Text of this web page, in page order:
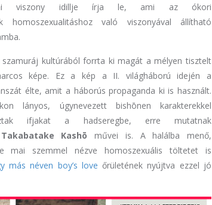
viszony idillje írja le, ami az ókori
homoszexualitáshoz való viszonyával állítható
szamuráj kultúrából forrta ki magát a mélyen tisztelt
képe. Ez a kép a II. világháború idején a
élte, amit a háborús propaganda ki is használt.
lányos, úgynevezett bishōnen karakterekkel
ifjakat a hadseregbe, erre mutatnak
Takabatake Kashō művei is. A halálba menő,
mai szemmel nézve homoszexuális töltetet is
más néven boy’s love őrületének nyújtva ezzel jó